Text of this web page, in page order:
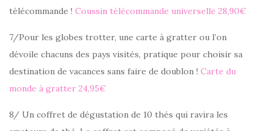
télécommande ! Coussin télécommande universelle 28,90€
7/Pour les globes trotter, une carte à gratter ou l’on
dévoile chacuns des pays visités, pratique pour choisir sa
destination de vacances sans faire de doublon ! Carte du
monde à gratter 24,95€
8/ Un coffret de dégustation de 10 thés qui ravira les